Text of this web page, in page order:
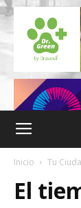
Inicio Tu
El